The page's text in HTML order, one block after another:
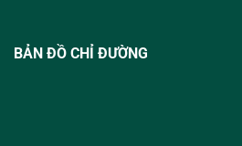
BẢN ĐỒ CHỈ ĐƯỜNG